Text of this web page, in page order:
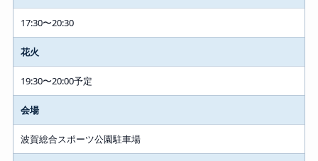
17:30〜20:30
花火
19:30〜20:00予定
会場
波賀総合スポーツ公園駐車場